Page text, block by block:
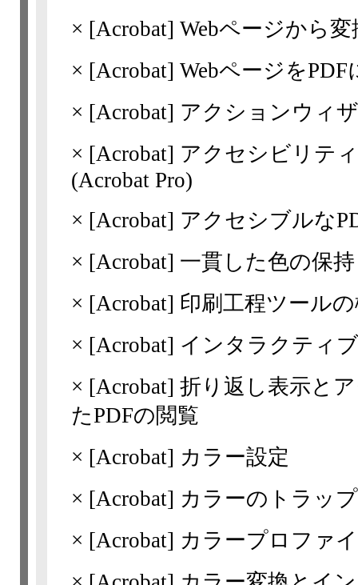
× [Acrobat] Webページから
× [Acrobat] WebページをPDF
× [Acrobat] アクションウィ
× [Acrobat] アクセシビリテ
(Acrobat Pro)
× [Acrobat] アクセシブルな
× [Acrobat] 一貫した色の保持
× [Acrobat] 印刷工程ツール
× [Acrobat] インタラクティ
× [Acrobat] 折り返し表示と
たPDFの閲覧
× [Acrobat] カラー設定
× [Acrobat] カラーのトラッ
× [Acrobat] カラープロファ